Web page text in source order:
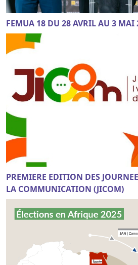
FEMUA 18 DU 28 AVRIL AU 3 MAI
PREMIERE EDITION DES
LA COMMUNICATION (JICOM)